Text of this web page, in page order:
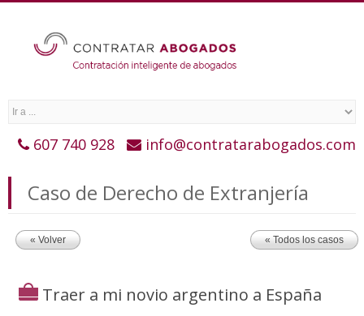
607 740 928 info@contratarabogados.com
Caso de Derecho de Extranjería
« Volver « Todos los casos
Traer a mi novio argentino a España